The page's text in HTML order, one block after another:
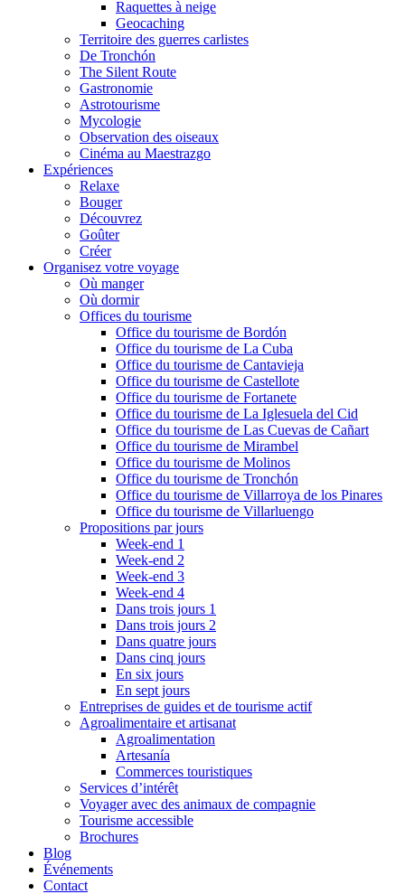
Raquettes à neige
Geocaching
Territoire des guerres carlistes
De Tronchón
The Silent Route
Gastronomie
Astrotourisme
Mycologie
Observation des oiseaux
Cinéma au Maestrazgo
Expériences
Relaxe
Bouger
Découvrez
Goûter
Créer
Organisez votre voyage
Où manger
Où dormir
Offices du tourisme
Office du tourisme de Bordón
Office du tourisme de La Cuba
Office du tourisme de Cantavieja
Office du tourisme de Castellote
Office du tourisme de Fortanete
Office du tourisme de La Iglesuela del Cid
Office du tourisme de Las Cuevas de Cañart
Office du tourisme de Mirambel
Office du tourisme de Molinos
Office du tourisme de Tronchón
Office du tourisme de Villarroya de los Pinares
Office du tourisme de Villarluengo
Propositions par jours
Week-end 1
Week-end 2
Week-end 3
Week-end 4
Dans trois jours 1
Dans trois jours 2
Dans quatre jours
Dans cinq jours
En six jours
En sept jours
Entreprises de guides et de tourisme actif
Agroalimentaire et artisanat
Agroalimentation
Artesanía
Commerces touristiques
Services d’intérêt
Voyager avec des animaux de compagnie
Tourisme accessible
Brochures
Blog
Événements
Contact